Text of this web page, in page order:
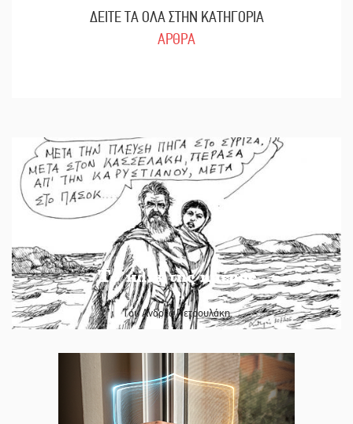
ΔΕΙΤΕ ΤΑ ΟΛΑ ΣΤΗΝ ΚΑΤΗΓΟΡΙΑ
ΑΡΘΡΑ
Το κλίκ της ημέρας
Του Ανδρέα Πετρουλάκη